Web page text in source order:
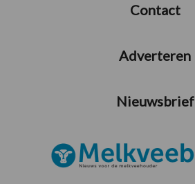
Contact
Adverteren
Nieuwsbrief